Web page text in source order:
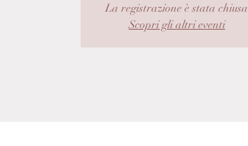
La registrazione è stata chiusa
Scopri gli altri eventi